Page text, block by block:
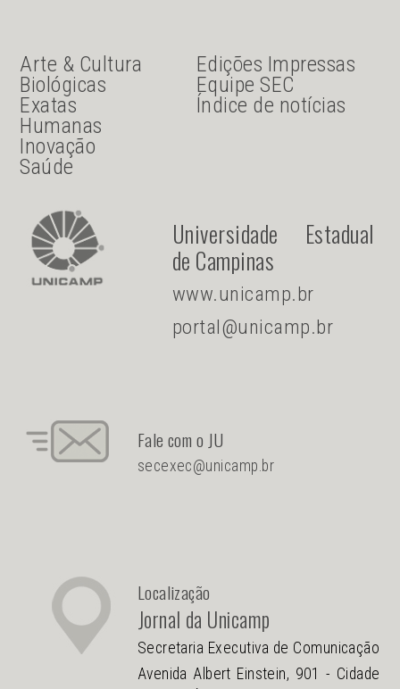
JU Menu acesso rápido
Arte & Cultura
Biológicas
Exatas
Humanas
Inovação
Saúde
JU menu sanduiche
Edições Impressas
Equipe SEC
Índice de notícias
Universidade Estadual
de Campinas
www.unicamp.br
portal@unicamp.br
Fale com o JU
secexec@unicamp.br
Localização
Jornal da Unicamp
Secretaria Executiva de Comunicação
Avenida Albert Einstein, 901 - Cidade